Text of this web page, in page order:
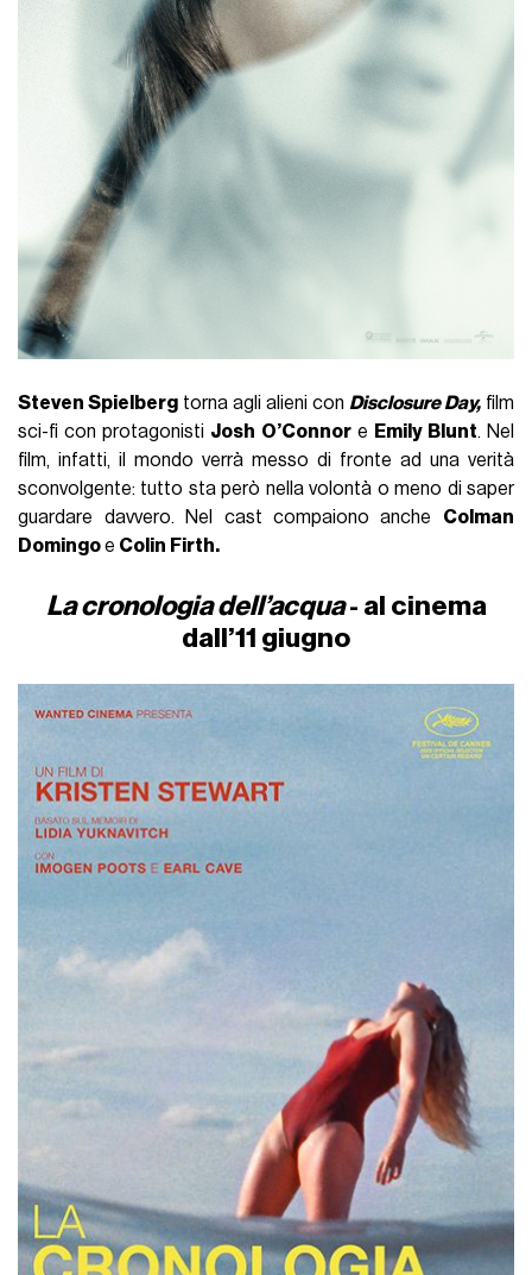
Steven Spielberg torna agli alieni con Disclosure Day, film
sci-fi con protagonisti Josh O’Connore Emily Blunt. Nel
film, infatti, il mondo verrà messo di fronte ad una verità
sconvolgente: tutto sta però nella volontà o meno di saper
guardare davvero. Nel cast compaiono anche Colman
Domingoe Colin Firth.
La cronologia dell’acqua- al cinema
dall’11 giugno